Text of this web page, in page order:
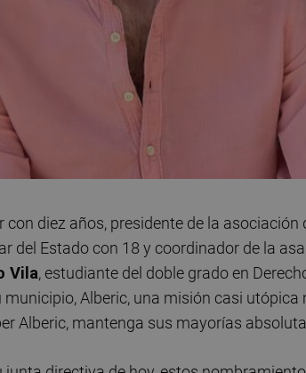
con diez años, presidente de la
del Estado con 18 y coordinador de la
Vila, estudiante del doble grado en
municipio, Alberic, una misión casi
Alberic, mantenga sus mayorías